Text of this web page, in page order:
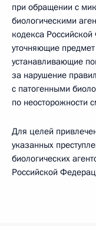
при обращении с
биологическими
кодекса
уточняющие
устанавливающие
за нарушение
с патогенными
по неосторожности
Для целей
указанных
биологических
Российской